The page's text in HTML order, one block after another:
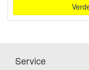
Service